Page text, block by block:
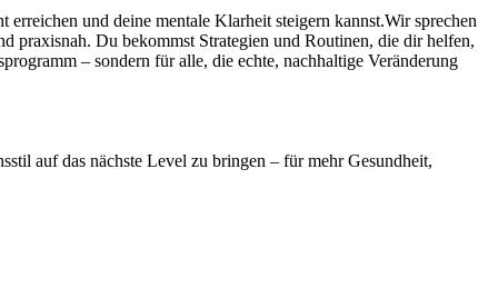
und deine mentale Klarheit steigern kannst.Wir sprechen
praxisnah. Du bekommst Strategien und Routinen, die dir helfen,
– sondern für alle, die echte, nachhaltige Veränderung
auf das nächste Level zu bringen – für mehr Gesundheit,